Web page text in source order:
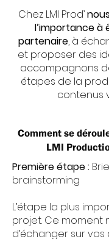
Chez LMI Prod’
l’importance à
partenaire, à
et proposer des
accompagnons
étapes de la
contenus
Comment se
LMI
Première étape :
brainstorming
L’étape la plus
projet. Ce moment
d’échanger sur